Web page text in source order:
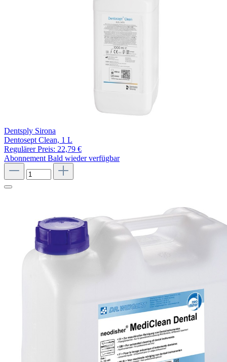
Dentsply Sirona
Dentosept Clean, 1 L
Regulärer Preis: 22,79 €
AbonnementBald wieder verfügbar